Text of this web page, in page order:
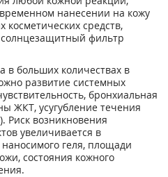
нанесении на кожу
средств,
фильтр
больших количествах в
развитие системных
бронхиальная
ЖКТ, усугубление течения
Риск возникновения
увеличивается в
геля, площади
состояния кожного